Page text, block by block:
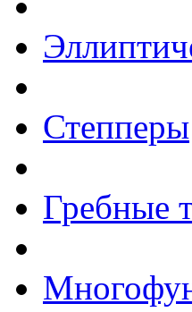
Степперы
Гребные